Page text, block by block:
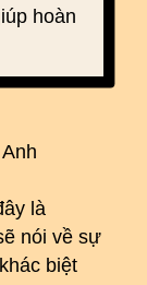
hoàn
là
nói về sự
biệt